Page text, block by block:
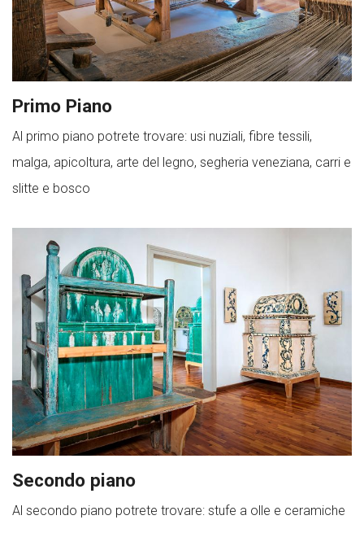
Primo Piano
Al primo piano potrete trovare: usi nuziali, fibre tessili,
malga, apicoltura, arte del legno, segheria veneziana, carri e
slitte e bosco
Secondo piano
Al secondo piano potrete trovare: stufe a olle e ceramiche